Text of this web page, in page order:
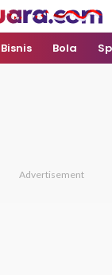
Bisnis Bola